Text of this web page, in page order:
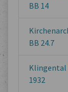
BB 14
BB 24.7
Klingental
1932